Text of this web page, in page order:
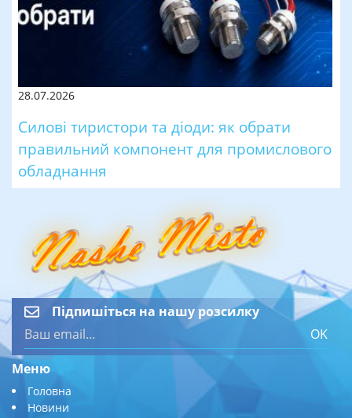
28.07.2026
Силові тиристори та діоди: як обрати
правильний компонент для промислового
обладнання
Підпишіться на нашу розсилку
OK
Меню
Головна
Новини